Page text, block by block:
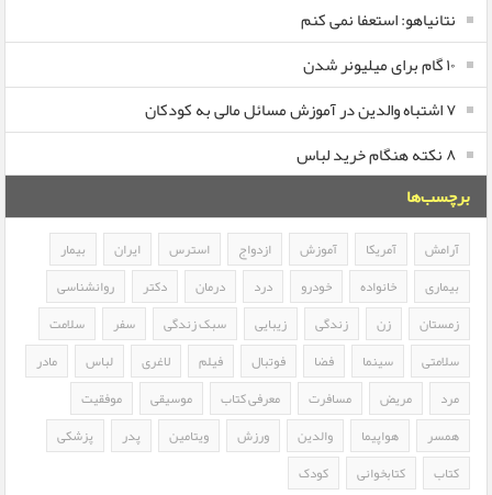
نتانیاهو: استعفا نمی کنم
۱۰ گام برای میلیونر شدن
۷ اشتباه والدین در آموزش مسائل مالی به کودکان
۸ نکته هنگام خرید لباس
برچسب‌ها
آرامش آمریکا آموزش ازدواج استرس ایران
بیمار
بیماری
خانواده خودرو درد درمان دکتر
روانشناسی
زمستان
زن زندگی زیبایی سبک زندگی سفر
سلامت
سلامتی
سینما فضا فوتبال فیلم لاغری لباس
مادر
مرد
مریض مسافرت معرفی کتاب موسیقی
موفقیت
همسر
هواپیما والدین ورزش ویتامین پدر
پزشکی
کتاب
کتابخوانی کودک